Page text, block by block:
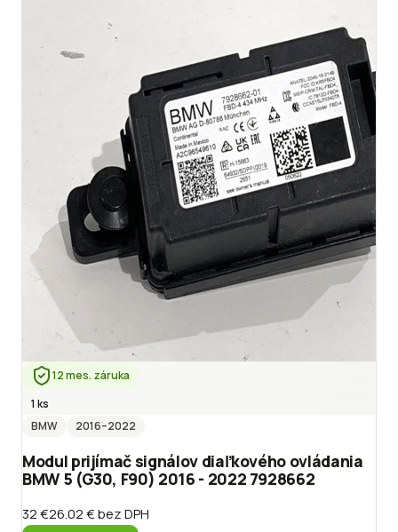
12 mes. záruka
1 ks
BMW
2016–2022
Modul prijímač signálov diaľkového ovládania
BMW 5 (G30, F90) 2016 - 2022 7928662
32 €26.02 €bez DPH